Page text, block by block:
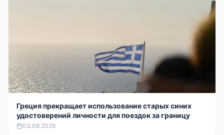
Греция прекращает использование старых синих
удостоверений личности для поездок за границу
03.08.2026